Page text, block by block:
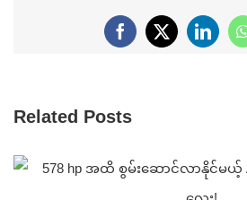
Facebook
X
Related Posts